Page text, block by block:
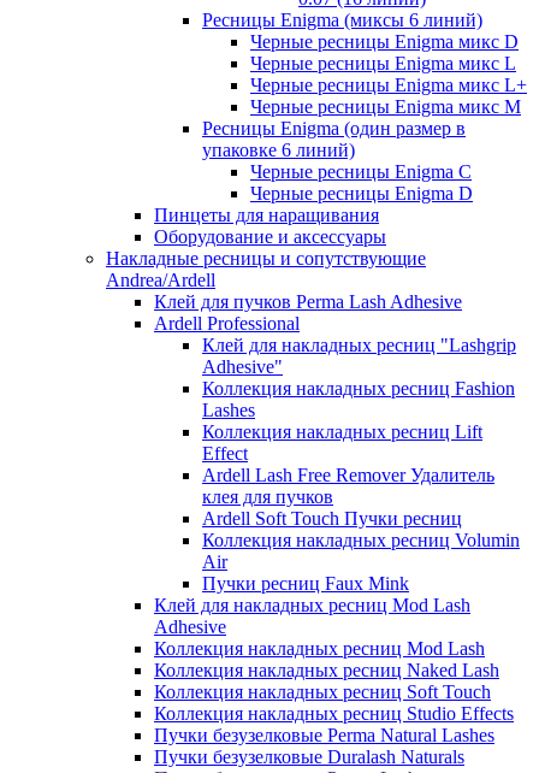
Ресницы Enigma (миксы 6 линий)
Черные ресницы Enigma микс D
Черные ресницы Enigma микс L
Черные ресницы Enigma микс L+
Черные ресницы Enigma микс M
Ресницы Enigma (один размер в
упаковке 6 линий)
Черные ресницы Enigma C
Черные ресницы Enigma D
Пинцеты для наращивания
Оборудование и аксессуары
Накладные ресницы и сопутствующие
Andrea/Ardell
Клей для пучков Perma Lash Adhesive
Ardell Professional
Клей для накладных ресниц "Lashgrip
Adhesive"
Коллекция накладных ресниц Fashion
Lashes
Коллекция накладных ресниц Lift
Effect
Ardell Lash Free Remover Удалитель
клея для пучков
Ardell Soft Touch Пучки ресниц
Коллекция накладных ресниц Volumin
Air
Пучки ресниц Faux Mink
Клей для накладных ресниц Mod Lash
Adhesive
Коллекция накладных ресниц Mod Lash
Коллекция накладных ресниц Naked Lash
Коллекция накладных ресниц Soft Touch
Коллекция накладных ресниц Studio Effects
Пучки безузелковые Perma Natural Lashes
Пучки безузелковые Duralash Naturals